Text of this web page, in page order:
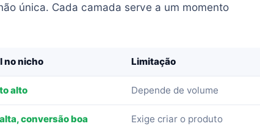
única. Cada camada serve a um momento
no nicho Limitação
alto Depende de volume
conversão boa Exige criar o produto